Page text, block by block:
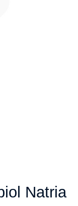
Natria